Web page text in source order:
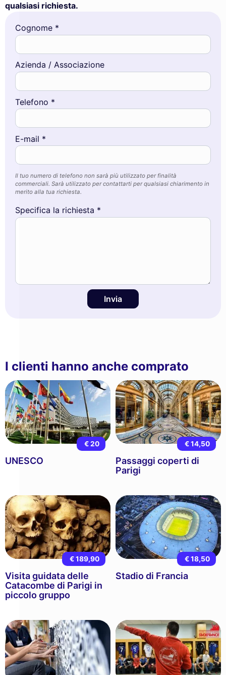
qualsiasi richiesta.
Cognome *
Azienda / Associazione
Telefono *
E-mail *
Il tuo numero di telefono non sarà più utilizzato per finalità
commerciali. Sarà utilizzato per contattarti per qualsiasi chiarimento in
merito alla tua richiesta.
Specifica la richiesta *
Invia
I clienti hanno anche comprato
€ 20
UNESCO
€ 14,50
Passaggi coperti di
Parigi
€ 189,90
Visita guidata delle
Catacombe di Parigi in
piccolo gruppo
€ 18,50
Stadio di Francia